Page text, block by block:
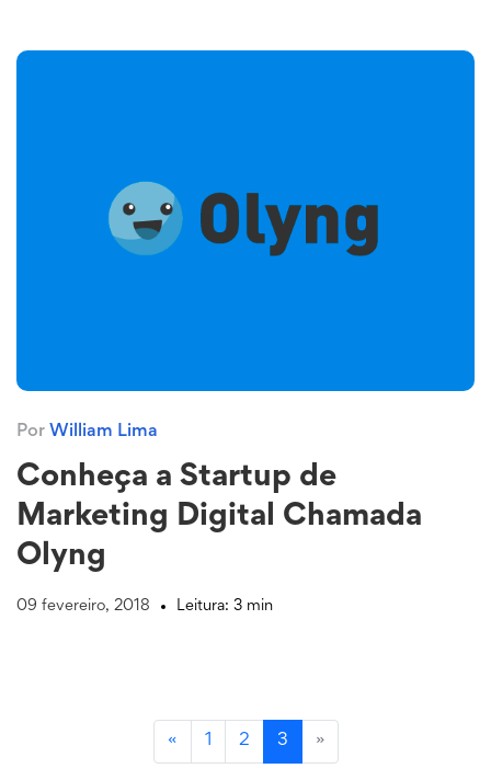
Por William Lima
Conheça a Startup de
Marketing Digital Chamada
Olyng
09 fevereiro, 2018 Leitura: 3 min
« 1 2 3 »